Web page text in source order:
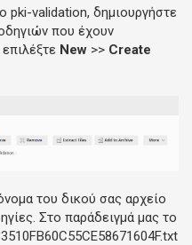
pki-validation, δημιουργήστε
που έχουν
New >> Create
του δικού σας αρχείο
Στο παράδειγμά μας το